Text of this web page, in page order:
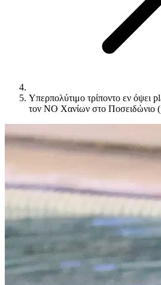
Υπερπολύτιμο τρίποντο εν όψει
τον ΝΟ Χανίων στο Ποσειδώνιο